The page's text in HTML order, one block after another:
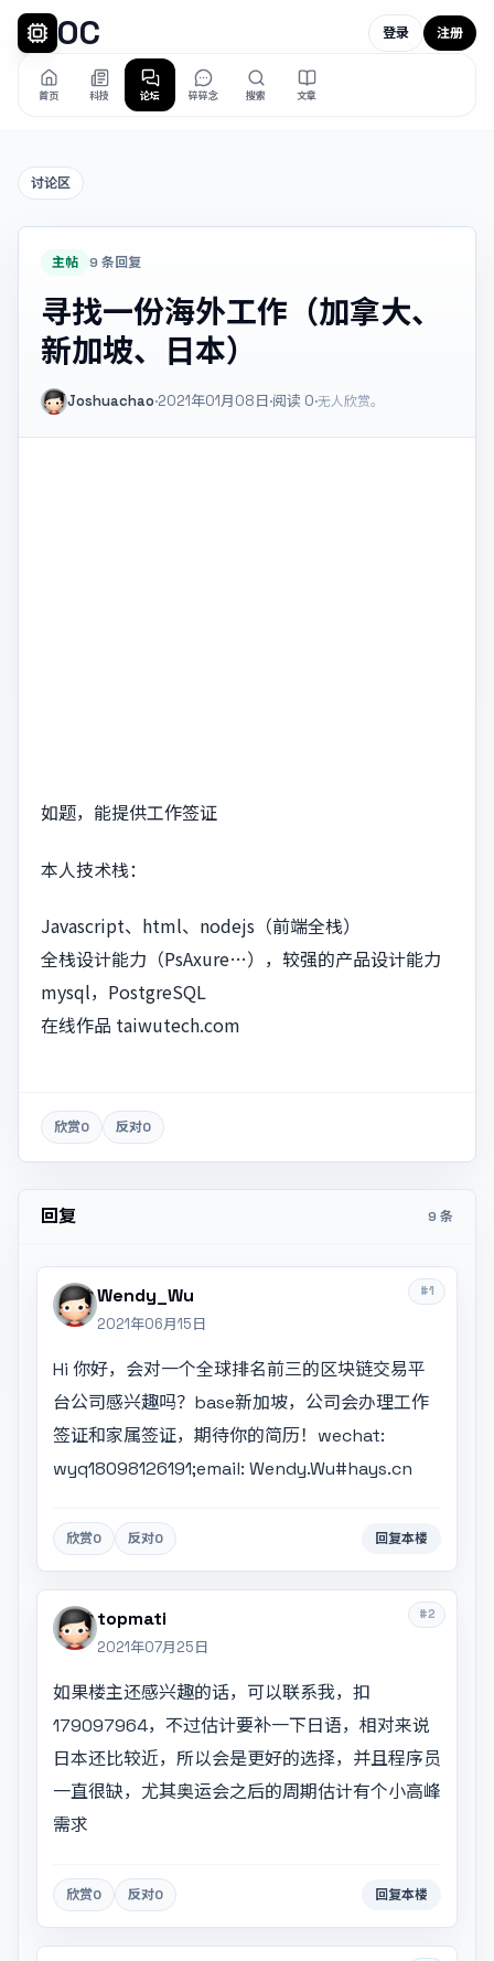
OC
首页 科技 论坛 碎碎念 搜索 文章
登录 注册
讨论区
主帖 9 条回复
寻找一份海外工作（加拿大、
新加坡、日本）
Joshuachao·2021年01月08日·阅读 0·无人欣赏。
如题，能提供工作签证
本人技术栈：
Javascript、html、nodejs（前端全栈）
全栈设计能力（PsAxure…），较强的产品设计能力
mysql，PostgreSQL
在线作品 taiwutech.com
欣赏0 反对0
回复 9 条
#1
Wendy_Wu
2021年06月15日
Hi 你好，会对一个全球排名前三的区块链交易平
台公司感兴趣吗？base新加坡，公司会办理工作
签证和家属签证，期待你的简历！wechat:
wyq18098126191;email: Wendy.Wu#hays.cn
欣赏0 反对0 回复本楼
#2
topmati
2021年07月25日
如果楼主还感兴趣的话，可以联系我，扣
179097964，不过估计要补一下日语，相对来说
日本还比较近，所以会是更好的选择，并且程序员
一直很缺，尤其奥运会之后的周期估计有个小高峰
需求
欣赏0 反对0 回复本楼